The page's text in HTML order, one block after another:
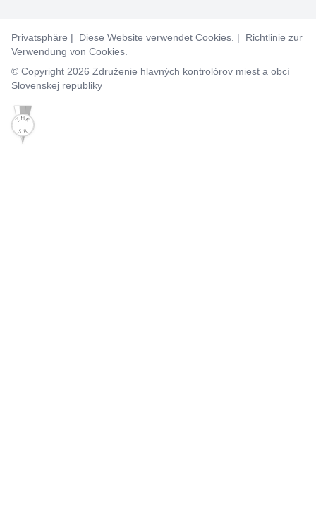
Privatsphäre | Diese Website verwendet Cookies. | Richtlinie zur
Verwendung von Cookies.
© Copyright 2026 Združenie hlavných kontrolórov miest a obcí
Slovenskej republiky